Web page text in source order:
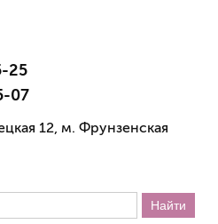
25
07
12, м. Фрунзенская